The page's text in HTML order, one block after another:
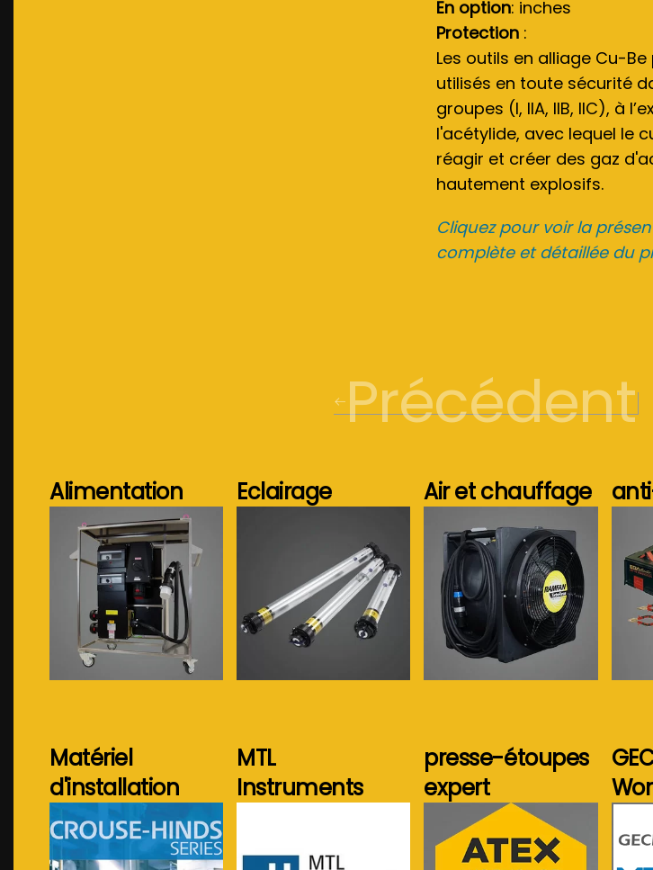
En option: inches
Protection :
Les outils en alliage Cu-
utilisés en toute sécurité
groupes (I, IIA, IIB, IIC), à
l'acétylide, avec lequel le
réagir et créer des gaz
hautement explosifs.
Cliquez pour voir la
complète et détaillée du
Précédent
Alimentation Eclairage Air et chauffage
Voir plus...
Matériel
d'installation
MTL
Instruments
presse-étoupes
expert